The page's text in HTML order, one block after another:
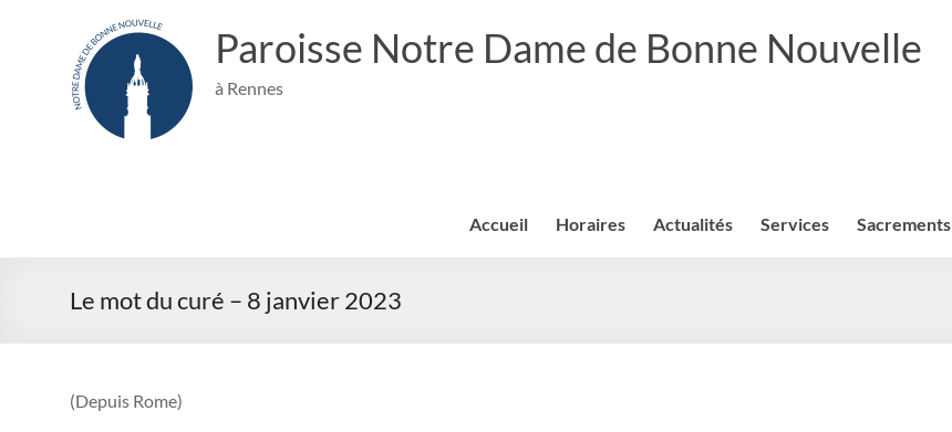
Paroisse Notre Dame de Bonne Nouvelle
à Rennes
Accueil Horaires Actualités Services Sacrements
Le mot du curé – 8 janvier 2023
(Depuis Rome)